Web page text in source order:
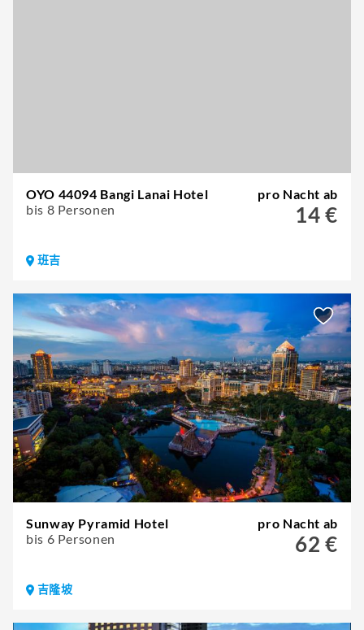
OYO 44094 Bangi Lanai Hotel
bis 8 Personen
pro Nacht ab
14 €
班吉
Sunway Pyramid Hotel
bis 6 Personen
pro Nacht ab
62 €
吉隆坡